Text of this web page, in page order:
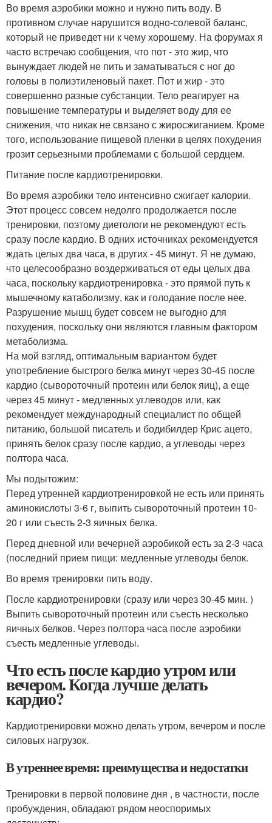
Во время аэробики можно и нужно пить воду. В
противном случае нарушится водно-солевой баланс,
который не приведет ни к чему хорошему. На форумах я
часто встречаю сообщения, что пот - это жир, что
вынуждает людей не пить и заматываться с ног до
головы в полиэтиленовый пакет. Пот и жир - это
совершенно разные субстанции. Тело реагирует на
повышение температуры и выделяет воду для ее
снижения, что никак не связано с жиросжиганием. Кроме
того, использование пищевой пленки в целях похудения
грозит серьезными проблемами с большой сердцем.
Питание после кардиотренировки.
Во время аэробики тело интенсивно сжигает калории.
Этот процесс совсем недолго продолжается после
тренировки, поэтому диетологи не рекомендуют есть
сразу после кардио. В одних источниках рекомендуется
ждать целых два часа, в других - 45 минут. Я не думаю,
что целесообразно воздерживаться от еды целых два
часа, поскольку кардиотренировка - это прямой путь к
мышечному катаболизму, как и голодание после нее.
Разрушение мышц будет совсем не выгодно для
похудения, поскольку они являются главным фактором
метаболизма.
На мой взгляд, оптимальным вариантом будет
употребление быстрого белка минут через 30-45 после
кардио (сывороточный протеин или белок яиц), а еще
через 45 минут - медленных углеводов или, как
рекомендует международный специалист по общей
питанию, большой писатель и бодибилдер Крис ацето,
принять белок сразу после кардио, а углеводы через
полтора часа.
Мы подытожим:
Перед утренней кардиотренировкой не есть или принять
аминокислоты 3-6 г, выпить сывороточный протеин 10-
20 г или съесть 2-3 яичных белка.
Перед дневной или вечерней аэробикой есть за 2-3 часа
(последний прием пищи: медленные углеводы белок.
Во время тренировки пить воду.
После кардиотренировки (сразу или через 30-45 мин. )
Выпить сывороточный протеин или съесть несколько
яичных белков. Через полтора часа после аэробики
съесть медленные углеводы.
Что есть после кардио утром или
вечером. Когда лучше делать
кардио?
Кардиотренировки можно делать утром, вечером и после
силовых нагрузок.
В утреннее время: преимущества и недостатки
Тренировки в первой половине дня , в частности, после
пробуждения, обладают рядом неоспоримых